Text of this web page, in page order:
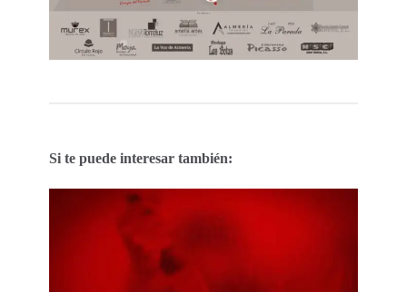
Si te puede interesar también: